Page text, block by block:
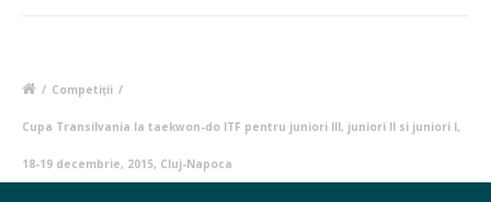
/ Competiții /
Cupa Transilvania la taekwon-do ITF pentru juniori III, juniori II si juniori I,
18-19 decembrie, 2015, Cluj-Napoca